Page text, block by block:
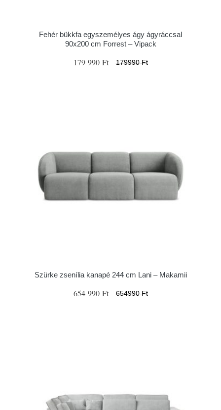
Fehér bükkfa egyszemélyes ágy ágyráccsal
90x200 cm Forrest – Vipack
179 990 Ft 179990 Ft
Szürke zsenília kanapé 244 cm Lani – Makamii
654 990 Ft 654990 Ft